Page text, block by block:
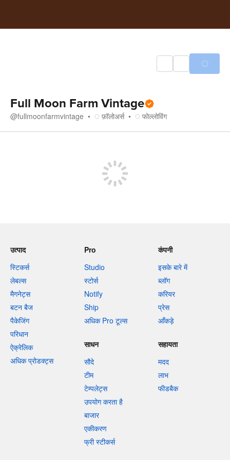
Full Moon Farm Vintage
@fullmoonfarmvintage फ़ॉलोअर्स फोल्लोविंग
उत्पाद
स्टिकर्स
लेबल्स
मैगनेट्स
बटन बैज
पैकेजिंग
परिधान
ऐक्रेलिक
अधिक प्रोडक्ट्स
Pro
Studio
स्टोर्स
Notify
Ship
अधिक Pro टूल्स
कंपनी
इसके बारे में
ब्लॉग
करियर
प्रेस
आँकड़े
साधन
सौदे
टीम
टेम्पलेट्स
उपयोग करता है
बाजार
एकीकरण
फ्री स्टीकर्स
सहायता
मदद
लाभ
फीडबैक